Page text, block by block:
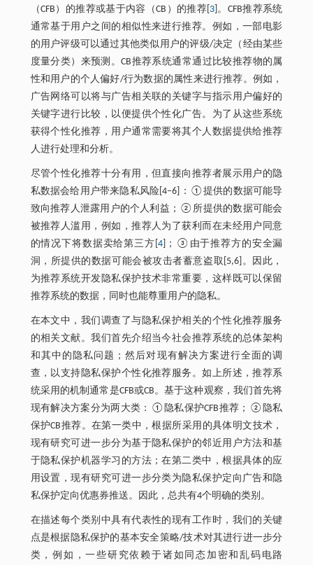
（CFB）的推荐或基于内容（CB）的推荐[ 3 ]。CFB推荐系统
通常基于用户之间的相似性来进行推荐。例如，一部电影
的用户评级可以通过其他类似用户的评级/决定（经由某些
度量分类）来预测。CB推荐系统通常通过比较推荐物的属
性和用户的个人偏好/行为数据的属性来进行推荐。例如，
广告网络可以将与广告相关联的关键字与指示用户偏好的
关键字进行比较，以便提供个性化广告。为了从这些系统
获得个性化推荐，用户通常需要将其个人数据提供给推荐
人进行处理和分析。
尽管个性化推荐十分有用，但直接向推荐者展示用户的隐
私数据会给用户带来隐私风险[4–6]：①提供的数据可能导
致向推荐人泄露用户的个人利益；②所提供的数据可能会
被推荐人滥用，例如，推荐人为了获利而在未经用户同意
的情况下将数据卖给第三方[ 4]；③由于推荐方的安全漏
洞，所提供的数据可能会被攻击者蓄意盗取[5,6]。因此，
为推荐系统开发隐私保护技术非常重要，这样既可以保留
推荐系统的数据，同时也能尊重用户的隐私。
在本文中，我们调查了与隐私保护相关的个性化推荐服务
的相关文献。我们首先介绍当今社会推荐系统的总体架构
和其中的隐私问题；然后对现有解决方案进行全面的调
查，以支持隐私保护个性化推荐服务。如上所述，推荐系
统采用的机制通常是CFB或CB。基于这种观察，我们首先将
现有解决方案分为两大类：①隐私保护CFB推荐；②隐私
保护CB推荐。在第一类中，根据所采用的具体明文技术，
现有研究可进一步分为基于隐私保护的邻近用户方法和基
于隐私保护机器学习的方法；在第二类中，根据具体的应
用设置，现有研究可进一步分类为隐私保护定向广告和隐
私保护定向优惠券推送。因此，总共有4个明确的类别。
在描述每个类别中具有代表性的现有工作时，我们的关键
点是根据隐私保护的基本安全策略/技术对其进行进一步分
类，例如，一些研究依赖于诸如同态加密和乱码电路